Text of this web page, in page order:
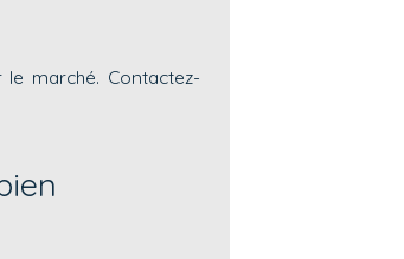
marché. Contactez-